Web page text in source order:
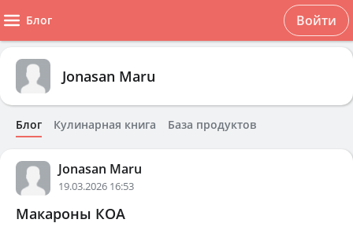
Блог Войти
Jonasan Maru
Блог Кулинарная книга База продуктов
Jonasan Maru
19.03.2026 16:53
Макароны КОА